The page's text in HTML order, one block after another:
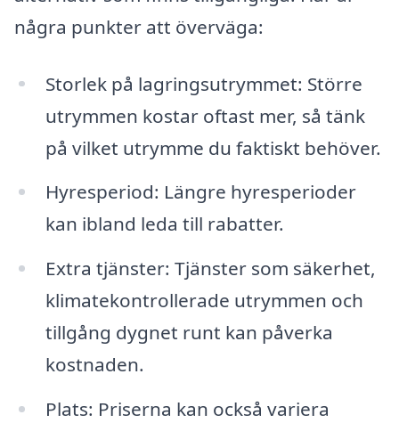
några punkter att överväga:
Storlek på lagringsutrymmet: Större
utrymmen kostar oftast mer, så tänk
på vilket utrymme du faktiskt behöver.
Hyresperiod: Längre hyresperioder
kan ibland leda till rabatter.
Extra tjänster: Tjänster som säkerhet,
klimatekontrollerade utrymmen och
tillgång dygnet runt kan påverka
kostnaden.
Plats: Priserna kan också variera